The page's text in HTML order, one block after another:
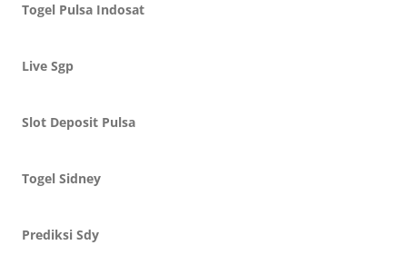
Togel Pulsa Indosat
Live Sgp
Slot Deposit Pulsa
Togel Sidney
Prediksi Sdy